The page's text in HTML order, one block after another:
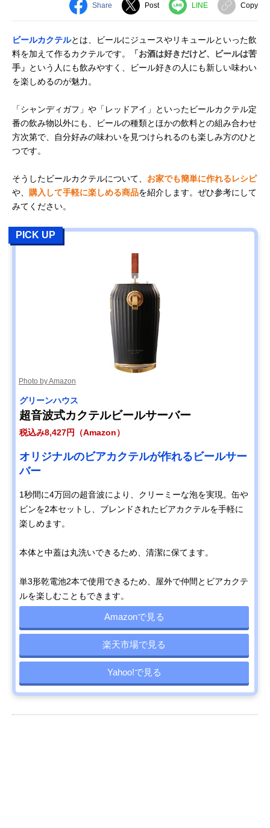
Share Post LINE Copy
ビールカクテルとは、ビールにジュースやリキュールといった飲
料を加えて作るカクテルです。
「お酒は好きだけど、ビールは苦
手」 という人にも飲みやすく、ビール好きの人にも新しい味わい
を楽しめるのが魅力。
「シャンディガフ」や「レッドアイ」といったビールカクテル定
番の飲み物以外にも、ビールの種類とほかの飲料との組み合わせ
方次第で、自分好みの味わいを見つけられるのも楽しみ方のひと
つです。
そうしたビールカクテルについて、 お家でも簡単に作れるレシピ
や、
購入して手軽に楽しめる商品を紹介します。ぜひ参考にして
みてください。
PICK UP
Photo by Amazon
グリーンハウス
超音波式カクテルビールサーバー
税込み8,427円（Amazon）
オリジナルのビアカクテルが作れるビールサー
バー
1秒間に4万回の超音波により、クリーミーな泡を実現。缶や
ビンを2本セットし、ブレンドされたビアカクテルを手軽に
楽しめます。
本体と中蓋は丸洗いできるため、清潔に保てます。
単3形乾電池2本で使用できるため、屋外で仲間とビアカクテ
ルを楽しむこともできます。
Amazonで見る
楽天市場で見る
Yahoo!で見る